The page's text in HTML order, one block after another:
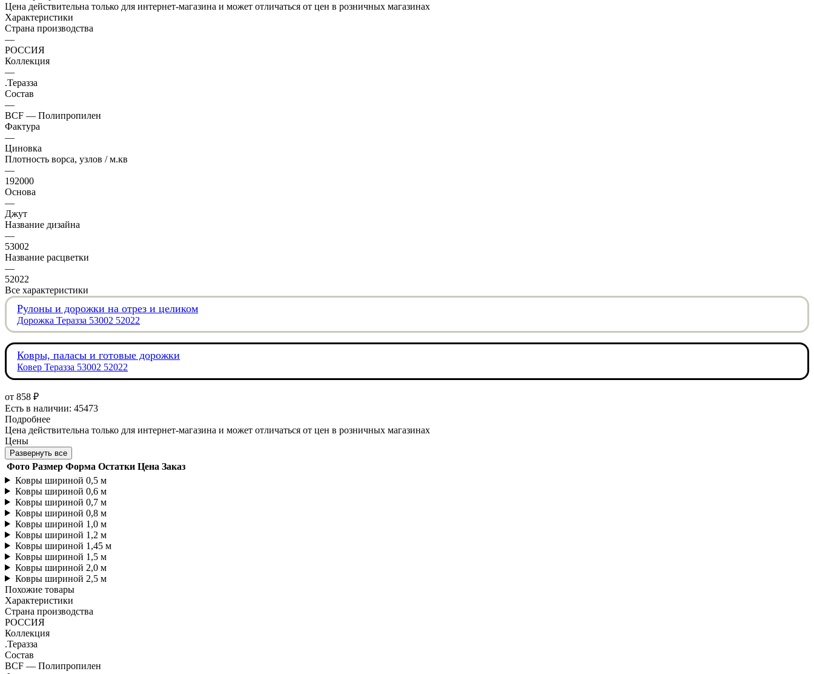
Цена действительна только для интернет-магазина и может отличаться от цен в розничных магазинах
Характеристики
Страна производства
—
РОССИЯ
Коллекция
—
.Теразза
Состав
—
BCF — Полипропилен
Фактура
—
Циновка
Плотность ворса, узлов / м.кв
—
192000
Основа
—
Джут
Название дизайна
—
53002
Название расцветки
—
52022
Все характеристики
Рулоны и дорожки на отрез и целиком
Дорожка Теразза 53002 52022
Ковры, паласы и готовые дорожки
Ковер Теразза 53002 52022
от 858 ₽
Есть в наличии: 45473
Подробнее
Цена действительна только для интернет-магазина и может отличаться от цен в розничных магазинах
Цены
Развернуть все
Фото Размер Форма Остатки Цена Заказ
Ковры шириной 0,5 м
Ковры шириной 0,6 м
Ковры шириной 0,7 м
Ковры шириной 0,8 м
Ковры шириной 1,0 м
Ковры шириной 1,2 м
Ковры шириной 1,45 м
Ковры шириной 1,5 м
Ковры шириной 2,0 м
Ковры шириной 2,5 м
Похожие товары
Характеристики
Страна производства
РОССИЯ
Коллекция
.Теразза
Состав
BCF — Полипропилен